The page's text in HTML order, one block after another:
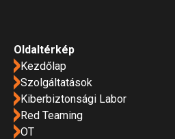
Oldaltérkép
Kezdőlap
Szolgáltatások
Kiberbiztonsági Labor
Red Teaming
OT